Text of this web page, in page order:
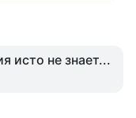
исто не знает...